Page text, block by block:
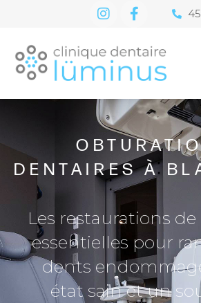
DENTAIRES À
Les restaurations
essentielles pour
dents
état sain et un